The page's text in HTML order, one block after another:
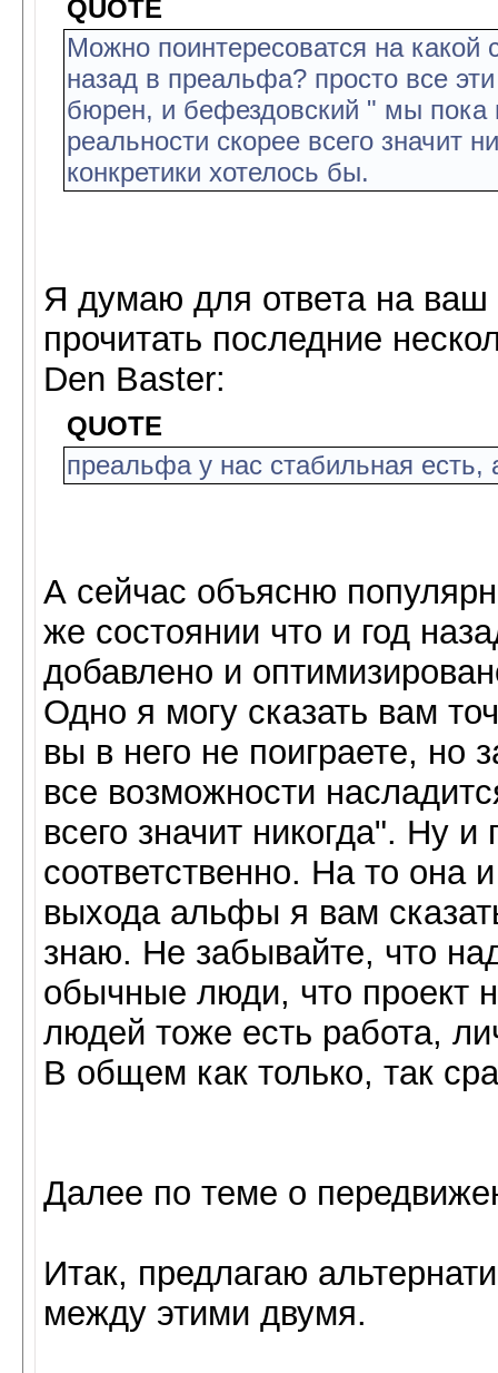
QUOTE
Можно поинтересоватся на какой
назад в преальфа? просто все
бюрен, и бефездовский " мы пока
реальности скорее всего значит
конкретики хотелось бы.
Я думаю для ответа на ваш
прочитать последние
Den Baster:
QUOTE
преальфа у нас стабильная
А сейчас объясню
же состоянии что и год
добавлено и
Одно я могу сказать вам
вы в него не поиграете, но
все возможности
всего значит никогда". Ну
соответственно. На то она
выхода альфы я вам
знаю. Не забывайте, что
обычные люди, что проект
людей тоже есть работа,
В общем как только, так
Далее по теме о
Итак, предлагаю
между этими двумя.